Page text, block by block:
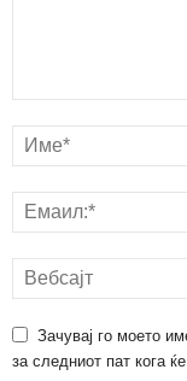
Зачувај го моето
за следниот пат кога